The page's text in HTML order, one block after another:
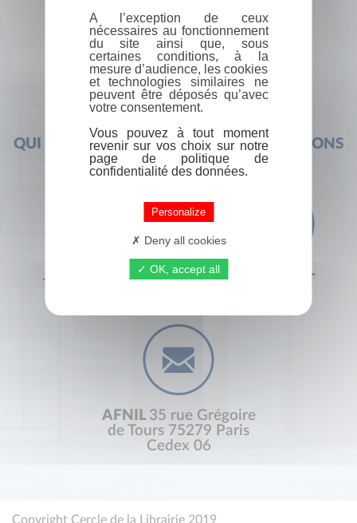
QUI SOMMES-NOUS ?FOIRE AUX QUESTIONS
+33 (0) 1 44 41 29 19 CONTACT
AFNIL 35 rue Grégoire
de Tours 75279 Paris
Cedex 06
Copyright Cercle de la Librairie 2019
A l’exception de ceux
nécessaires au fonctionnement
du site ainsi que, sous
certaines conditions, à la
mesure d’audience, les cookies
et technologies similaires ne
peuvent être déposés qu’avec
votre consentement.
Vous pouvez à tout moment
revenir sur vos choix sur notre
page de politique de
confidentialité des données.
Personalize
Deny all cookies
OK, accept all